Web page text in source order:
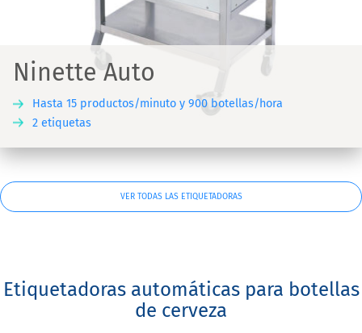
Ninette Auto
Hasta 15 productos/minuto y 900 botellas/hora
2 etiquetas
VER TODAS LAS ETIQUETADORAS
Etiquetadoras automáticas para botellas
de cerveza